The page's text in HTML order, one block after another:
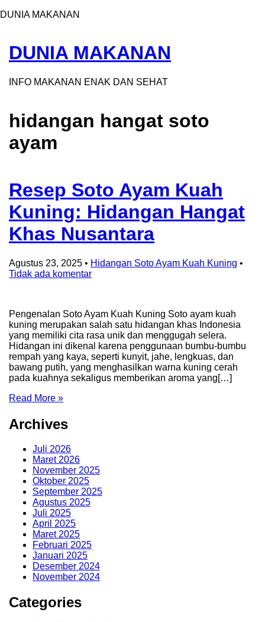
DUNIA MAKANAN
DUNIA MAKANAN
INFO MAKANAN ENAK DAN SEHAT
hidangan hangat soto
ayam
Resep Soto Ayam Kuah
Kuning: Hidangan Hangat
Khas Nusantara
Agustus 23, 2025 • Hidangan Soto Ayam Kuah Kuning •
Tidak ada komentar
Pengenalan Soto Ayam Kuah Kuning Soto ayam kuah
kuning merupakan salah satu hidangan khas Indonesia
yang memiliki cita rasa unik dan menggugah selera.
Hidangan ini dikenal karena penggunaan bumbu-bumbu
rempah yang kaya, seperti kunyit, jahe, lengkuas, dan
bawang putih, yang menghasilkan warna kuning cerah
pada kuahnya sekaligus memberikan aroma yang[…]
Read More »
Archives
Juli 2026
Maret 2026
November 2025
Oktober 2025
September 2025
Agustus 2025
Juli 2025
April 2025
Maret 2025
Februari 2025
Januari 2025
Desember 2024
November 2024
Categories